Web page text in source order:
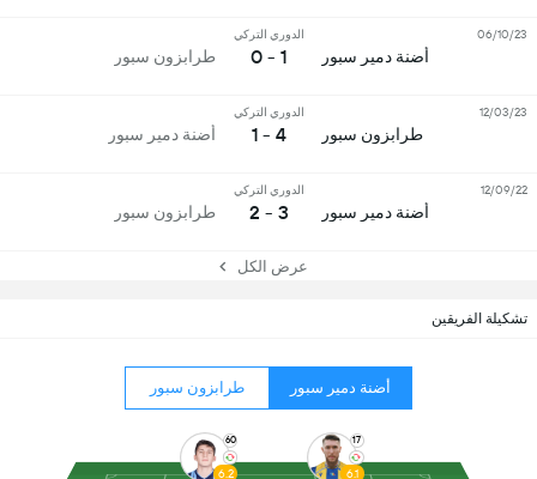
تشكيلة الفريقين
أضنة دمير سبور طرابزون سبور
60
6.2
17
6.1
أضنة دمير سبور
الدوري التركي
1 - 0 طرابزون سبور
06/10/23
طرابزون سبور
الدوري التركي
4 - 1 أضنة دمير سبور
12/03/23
أضنة دمير سبور
الدوري التركي
3 - 2 طرابزون سبور
12/09/22
عرض الكل